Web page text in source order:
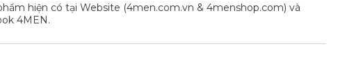
hiện có tại Website (4men.com.vn & 4menshop.com) và
4MEN.